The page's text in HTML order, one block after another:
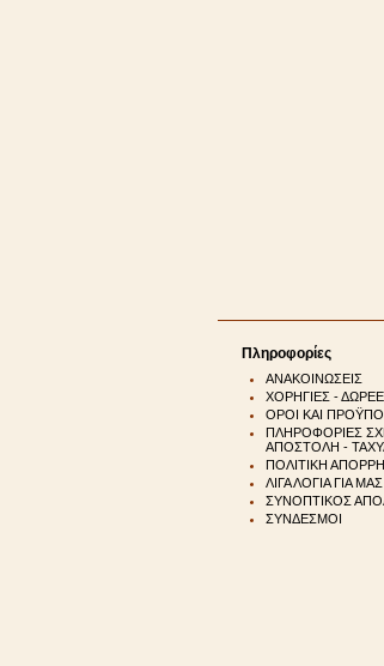
Πληροφορίες
ΑΝΑΚΟΙΝΩΣΕΙΣ
ΧΟΡΗΓΙΕΣ -
ΟΡΟΙ ΚΑΙ
ΠΛΗΡΟΦΟΡΙΕΣ
ΑΠΟΣΤΟΛΗ -
ΠΟΛΙΤΙΚΗ
ΛΙΓΑ ΛΟΓΙΑ ΓΙΑ ΜΑΣ
ΣΥΝΟΠΤΙΚΟΣ
ΣΥΝΔΕΣΜΟΙ